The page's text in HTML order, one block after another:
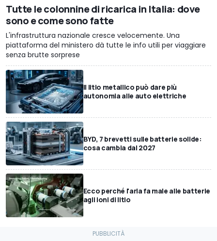
Tutte le colonnine di ricarica in Italia: dove
sono e come sono fatte
L'infrastruttura nazionale cresce velocemente. Una
piattaforma del ministero dà tutte le info utili per viaggiare
senza brutte sorprese
Il litio metallico può dare più
autonomia alle auto elettriche
BYD, 7 brevetti sulle batterie solide:
cosa cambia dal 2027
Ecco perché l'aria fa male alle batterie
agli ioni di litio